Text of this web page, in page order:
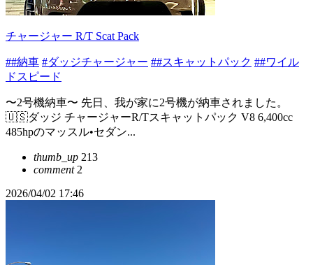
チャージャー R/T Scat Pack
##納車 #ダッジチャージャー ##スキャットパック ##ワイル
ドスピード
〜2号機納車〜 先日、我が家に2号機が納車されました。
🇺🇸ダッジ チャージャーR/Tスキャットパック V8 6,400cc
485hpのマッスル•セダン...
thumb_up 213
comment2
2026/04/02 17:46